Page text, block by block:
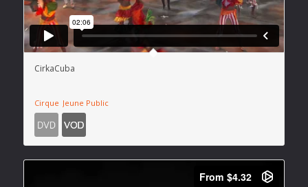
CirkaCuba
Cirque Jeune Public